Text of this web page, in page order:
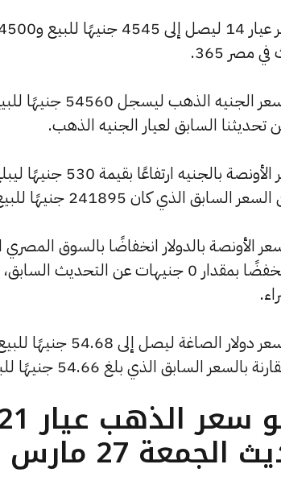
مصر 365.
السابق لعيار الجنيه الذهب.
الذي كان 241895 جنيهًا للبيع و239410 جنيهًا للشراء.
السابق الذي بلغ 54.66 جنيهًا للبيع و0 جنيهًا للشراء.
27 مارس الساعة 2:55 مساءً )